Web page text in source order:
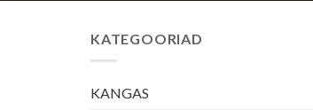
KATEGOORIAD
KANGAS